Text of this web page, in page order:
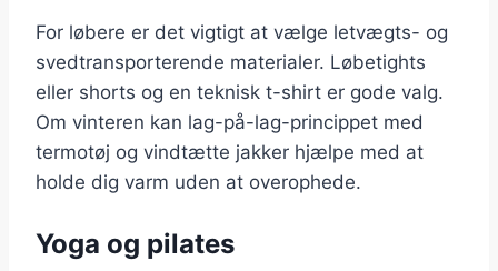
For løbere er det vigtigt at vælge letvægts- og
svedtransporterende materialer. Løbetights
eller shorts og en teknisk t-shirt er gode valg.
Om vinteren kan lag-på-lag-princippet med
termotøj og vindtætte jakker hjælpe med at
holde dig varm uden at overophede.
Yoga og pilates